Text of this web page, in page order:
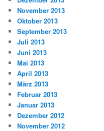
November 2013
Oktober 2013
September 2013
Juli 2013
Juni 2013
Mai 2013
April 2013
März 2013
Februar 2013
Januar 2013
Dezember 2012
November 2012